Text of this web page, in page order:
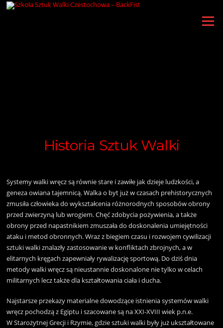
Przejdź
Menu
Historia Sztuk Walki
Systemy walki wręcz są równie stare i zawiłe jak dzieje ludzkości, a
geneza owiana tajemnicą. Walka o byt już w czasach prehistorycznych
zmusiła człowieka do wykształcenia różnorodnych sposobów obrony
przed zwierzyną lub wrogiem. Chęć zdobycia pożywienia, a także
obrony przed napastnikiem zmuszała do doskonalenia umiejętności
ataku i metod obronnych. Wraz z biegiem czasu i rozwojem cywilizacji
sztuki walki znalazły zastosowanie w konfliktach zbrojnych, a w
elitarnych kręgach zapewniały rywalizację sportową. Do dziś dnia
metody walki wręcz są nieustannie doskonalone nie tylko w celach
militarnych lecz także dla kształtowania ciała i ducha.
Najstarsze przekazy materialne dowodzące istnienia systemów walki
wręcz pochodzą z Egiptu i szacowane są na XXI-XVIII wiek p.n.e.
W Starożytnej Grecji i Rzymie, gdzie sztuki walki były już ukształtowane